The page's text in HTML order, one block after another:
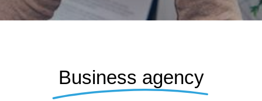
Business agency